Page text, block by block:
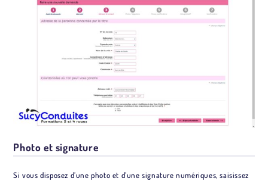
Photo et signature
Si vous disposez d’une photo et d’une signature numériques, saisissez